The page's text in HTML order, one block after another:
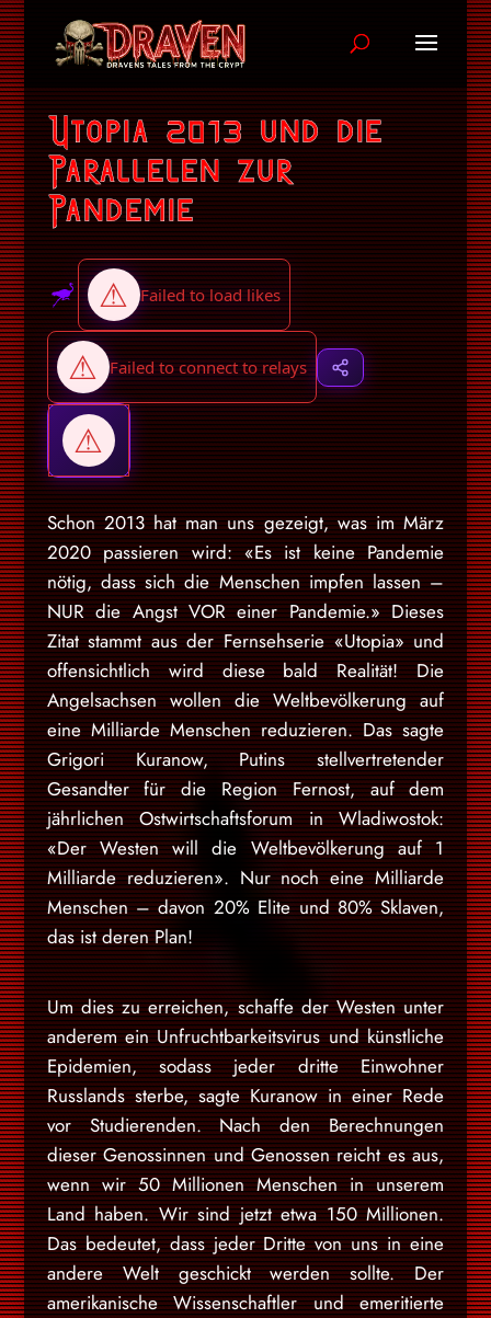
Utopia 2013 und die
Parallelen zur
Pandemie
Schon 2013 hat man uns gezeigt, was im März
2020 passieren wird: «Es ist keine Pandemie
nötig, dass sich die Menschen impfen lassen –
NUR die Angst VOR einer Pandemie.» Dieses
Zitat stammt aus der Fernsehserie «Utopia» und
offensichtlich wird diese bald Realität! Die
Angelsachsen wollen die Weltbevölkerung auf
eine Milliarde Menschen reduzieren. Das sagte
Grigori Kuranow, Putins stellvertretender
Gesandter für die Region Fernost, auf dem
jährlichen Ostwirtschaftsforum in Wladiwostok:
«Der Westen will die Weltbevölkerung auf 1
Milliarde reduzieren». Nur noch eine Milliarde
Menschen – davon 20% Elite und 80% Sklaven,
das ist deren Plan!
Um dies zu erreichen, schaffe der Westen unter
anderem ein Unfruchtbarkeitsvirus und künstliche
Epidemien, sodass jeder dritte Einwohner
Russlands sterbe, sagte Kuranow in einer Rede
vor Studierenden. Nach den Berechnungen
dieser Genossinnen und Genossen reicht es aus,
wenn wir 50 Millionen Menschen in unserem
Land haben. Wir sind jetzt etwa 150 Millionen.
Das bedeutet, dass jeder Dritte von uns in eine
andere Welt geschickt werden sollte. Der
amerikanische Wissenschaftler und emeritierte